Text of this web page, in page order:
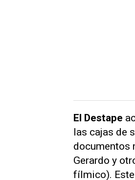
El Destape
las cajas de
documentos
Gerardo y
fílmico).